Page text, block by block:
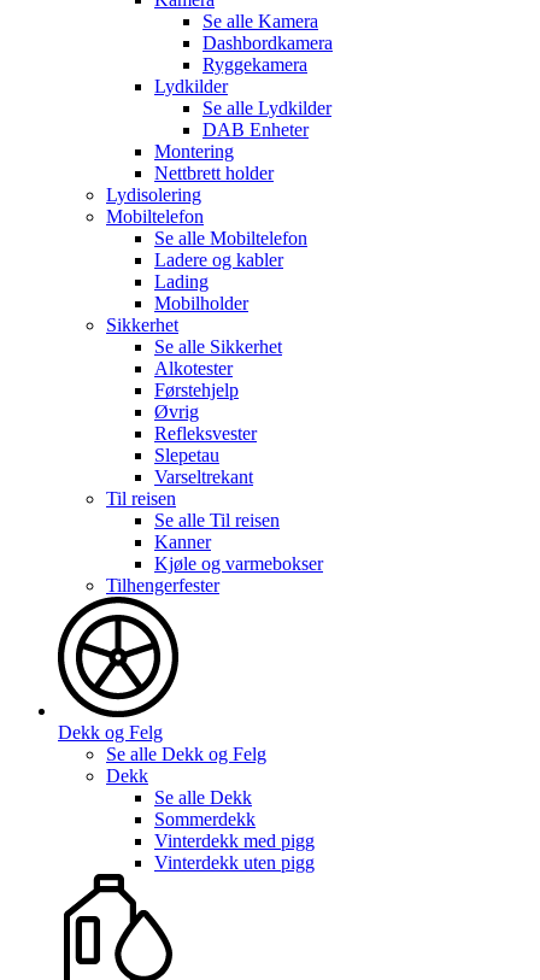
Se alle Kamera
Dashbordkamera
Ryggekamera
Lydkilder
Se alle Lydkilder
DAB Enheter
Montering
Nettbrett holder
Lydisolering
Mobiltelefon
Se alle Mobiltelefon
Ladere og kabler
Lading
Mobilholder
Sikkerhet
Se alle Sikkerhet
Alkotester
Førstehjelp
Øvrig
Refleksvester
Slepetau
Varseltrekant
Til reisen
Se alle Til reisen
Kanner
Kjøle og varmebokser
Tilhengerfester
Dekk og Felg
Se alle Dekk og Felg
Dekk
Se alle Dekk
Sommerdekk
Vinterdekk med pigg
Vinterdekk uten pigg